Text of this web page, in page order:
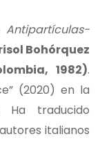
Antipartículas-
Bohórquez
1982).
(2020) en la
Ha traducido
italianos